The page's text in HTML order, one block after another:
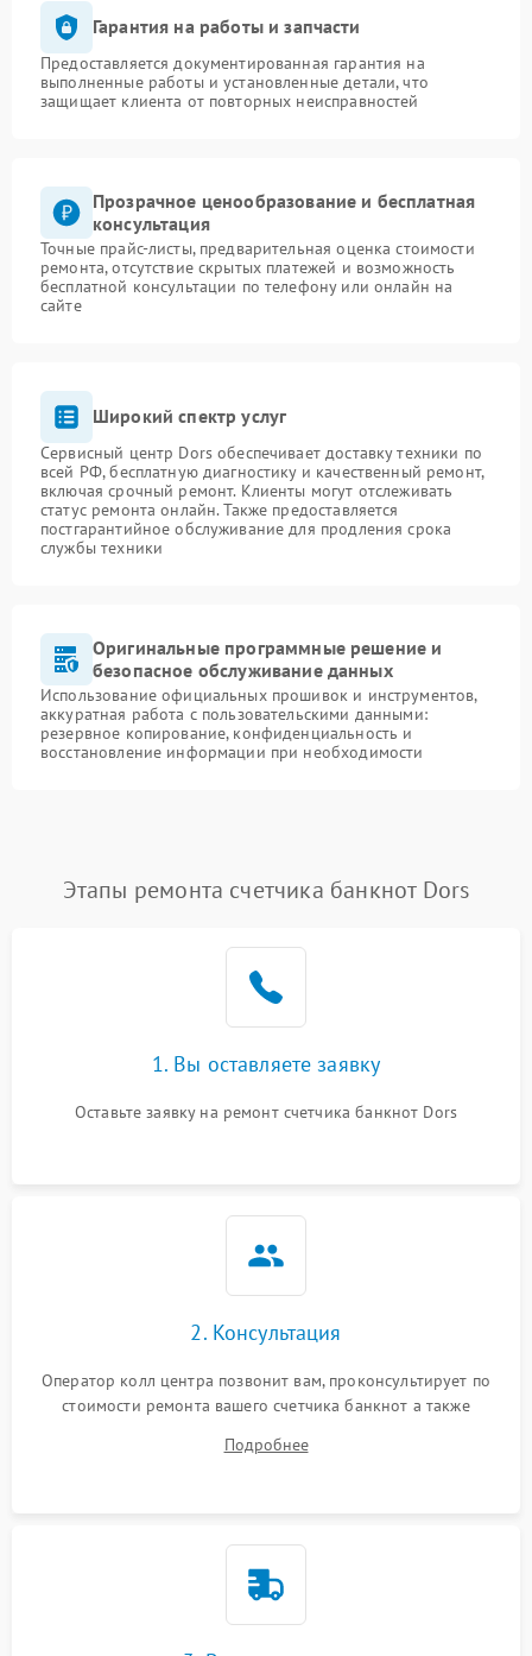
Гарантия на работы и запчасти
Предоставляется документированная гарантия на
выполненные работы и установленные детали, что
защищает клиента от повторных неисправностей
Прозрачное ценообразование и бесплатная
консультация
Точные прайс-листы, предварительная оценка стоимости
ремонта, отсутствие скрытых платежей и возможность
бесплатной консультации по телефону или онлайн на
сайте
Широкий спектр услуг
Сервисный центр Dors обеспечивает доставку техники по
всей РФ, бесплатную диагностику и качественный ремонт,
включая срочный ремонт. Клиенты могут отслеживать
статус ремонта онлайн. Также предоставляется
постгарантийное обслуживание для продления срока
службы техники
Оригинальные программные решение и
безопасное обслуживание данных
Использование официальных прошивок и инструментов,
аккуратная работа с пользовательскими данными:
резервное копирование, конфиденциальность и
восстановление информации при необходимости
Этапы ремонта счетчика банкнот Dors
1. Вы оставляете заявку
Оставьте заявку на ремонт счетчика банкнот Dors
2. Консультация
Оператор колл центра позвонит вам, проконсультирует по
стоимости ремонта вашего счетчика банкнот а также
Подробнее